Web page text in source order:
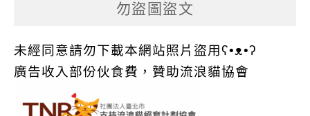
勿盜圖盜文
未經同意請勿下載本網站照片盜用ʕ•ᴥ•ʔ
廣告收入部份伙食費，贊助流浪貓協會